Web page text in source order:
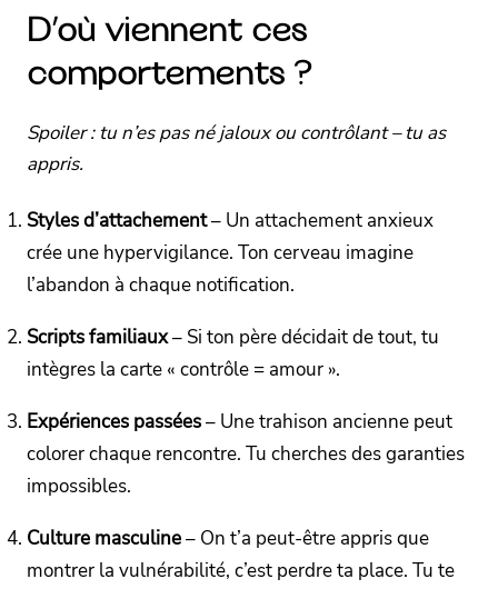
D’où viennent ces
comportements ?
Spoiler : tu n’es pas né jaloux ou contrôlant – tu as
appris.
Styles d’attachement– Un attachement anxieux
crée une hypervigilance. Ton cerveau imagine
l’abandon à chaque notification.
Scripts familiaux– Si ton père décidait de tout, tu
intègres la carte « contrôle = amour ».
Expériences passées– Une trahison ancienne peut
colorer chaque rencontre. Tu cherches des garanties
impossibles.
Culture masculine– On t’a peut-être appris que
montrer la vulnérabilité, c’est perdre ta place. Tu te